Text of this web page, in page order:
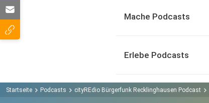
Mache Podcasts
Erlebe Podcasts
Startseite Podcasts cityREdio Bürgerfunk Recklinghausen Podcast